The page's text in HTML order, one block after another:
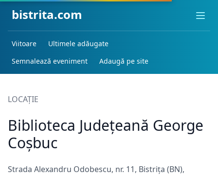
bistrita.com
Viitoare
Ultimele adăugate
Semnalează eveniment
Adaugă pe site
LOCAȚIE
Biblioteca Județeană George
Coșbuc
Strada Alexandru Odobescu, nr. 11, Bistrița (BN),